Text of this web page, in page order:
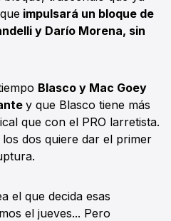
impulsará un bloque de
y Darío Morena, sin
Blasco y Mac Goey
y que Blasco tiene más
que con el PRO larretista.
dos quiere dar el primer
el que decida esas
el jueves... Pero